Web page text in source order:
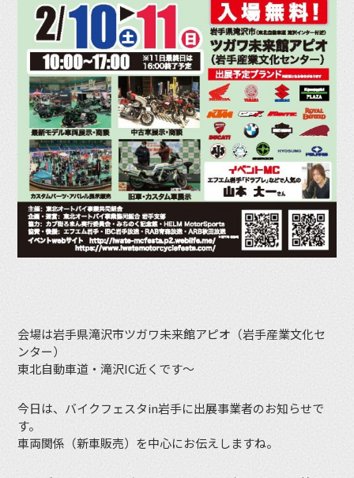
会場は岩手県滝沢市ツガワ未来館アピオ（岩手産業文化セ
ンター）
東北自動車道・滝沢IC近くです〜
今日は、バイクフェスタin岩手に出展事業者のお知らせで
す。
車両関係（新車販売）を中心にお伝えしますね。